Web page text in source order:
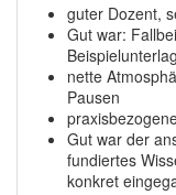
guter Dozent,
Gut war:
nette
Pausen
Gut war der
fundiertes
konkret